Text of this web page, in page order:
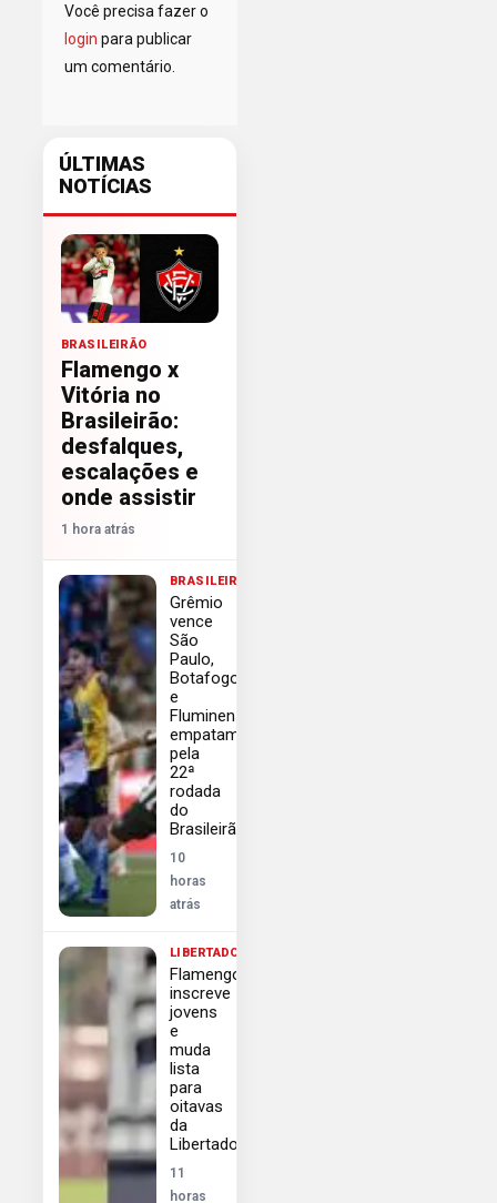
Você precisa fazer o
login para publicar
um comentário.
ÚLTIMAS
NOTÍCIAS
BRASILEIRÃO
Flamengo x
Vitória no
Brasileirão:
desfalques,
escalações e
onde assistir
1 hora atrás
BRASILEIRÃO
Grêmio
vence
São
Paulo,
Botafogo
e
Fluminense
empatam
pela
22ª
rodada
do
Brasileirão
10
horas
atrás
LIBERTADORES
Flamengo
inscreve
jovens
e
muda
lista
para
oitavas
da
Libertadores
11
horas